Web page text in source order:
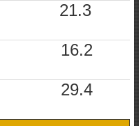
21.3
16.2
29.4